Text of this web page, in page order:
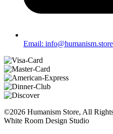
Email: info@humanism.store
©2026 Humanism Store, All
White Room Design Studio